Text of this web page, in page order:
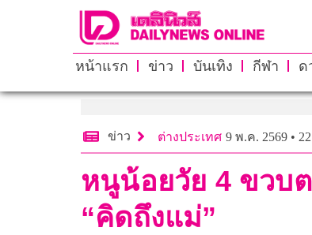
หน้าแรก ข่าว บันเทิง กีฬา ด
ข่าว ต่างประเทศ 9 พ.ค. 2569 •
หนูน้อยวัย 4 ขวบ
“คิดถึงแม่”